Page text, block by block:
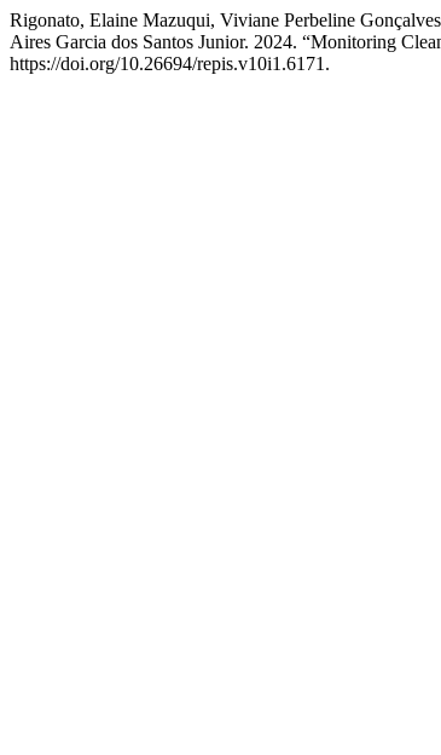
Rigonato, Elaine Mazuqui, Viviane Perbeline
Aires Garcia dos Santos Junior. 2024. “Monitoring
https://doi.org/10.26694/repis.v10i1.6171.